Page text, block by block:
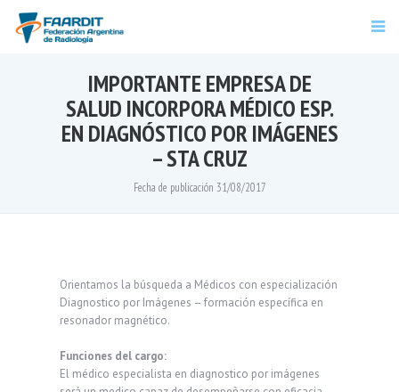
IMPORTANTE EMPRESA DE
SALUD INCORPORA MÉDICO ESP.
EN DIAGNÓSTICO POR IMÁGENES
– STA CRUZ
Fecha de publicación 31/08/2017
Orientamos la búsqueda a Médicos con especialización
Diagnostico por Imágenes – formación específica en
resonador magnético.
Funciones del cargo:
El médico especialista en diagnostico por imágenes